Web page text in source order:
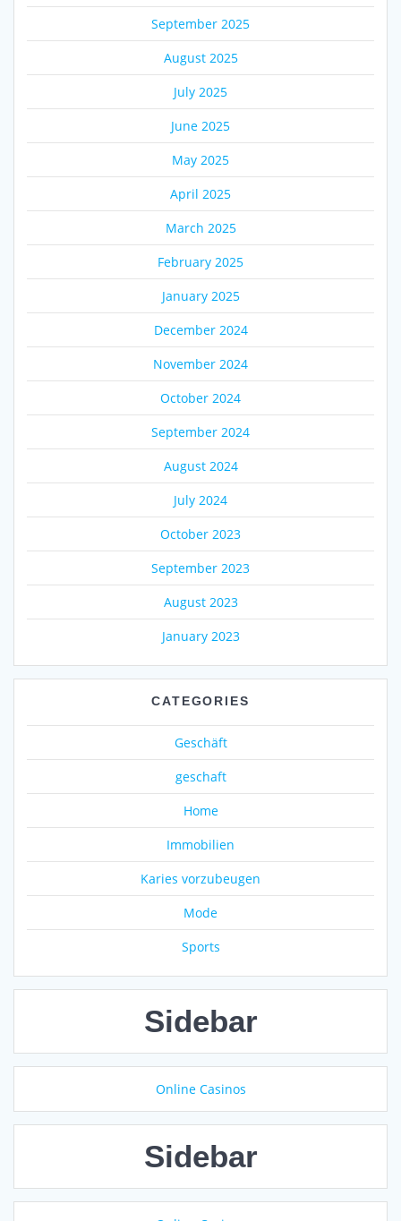
September 2025
August 2025
July 2025
June 2025
May 2025
April 2025
March 2025
February 2025
January 2025
December 2024
November 2024
October 2024
September 2024
August 2024
July 2024
October 2023
September 2023
August 2023
January 2023
CATEGORIES
Geschäft
geschaft
Home
Immobilien
Karies vorzubeugen
Mode
Sports
Sidebar
Online Casinos
Sidebar